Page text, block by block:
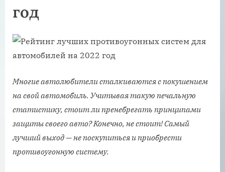
год
Многие автолюбители сталкиваются с покушением
на свой автомобиль. Учитывая такую печальную
статистику, стоит ли пренебрегать принципами
защиты своего авто? Конечно, не стоит! Самый
лучший выход — не поскупиться и приобрести
противоугонную систему.